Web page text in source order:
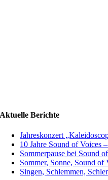
Aktuelle Berichte
Jahreskonzert
10 Jahre Sound of Voices
Sommerpause bei Sound
Sommer, Sonne, Sound of
Singen, Schlemmen,